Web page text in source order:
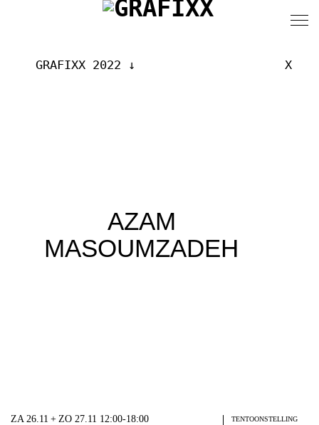
GRAFIXX 2022 X
AZAM
MASOUMZADEH
ZA 26.11 + ZO 27.11 12:00-18:00 TENTOONSTELLING